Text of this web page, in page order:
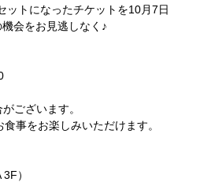
ットになったチケットを10月7日
会をお見逃しなく♪
ございます。
事をお楽しみいただけます。
）